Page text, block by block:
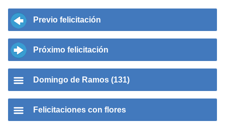
Previo felicitación
Próximo felicitación
Domingo de Ramos (131)
Felicitaciones con flores